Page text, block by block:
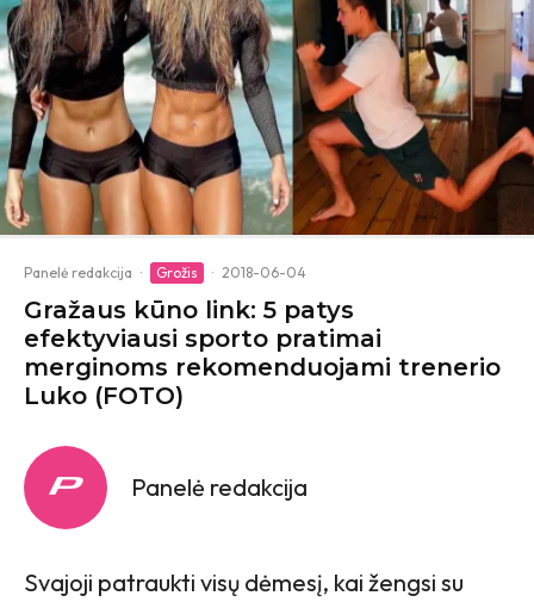
Panelė redakcija · Grožis · 2018-06-04
Gražaus kūno link: 5 patys
efektyviausi sporto pratimai
merginoms rekomenduojami trenerio
Luko (FOTO)
Panelė redakcija
Svajoji patraukti visų dėmesį, kai žengsi su